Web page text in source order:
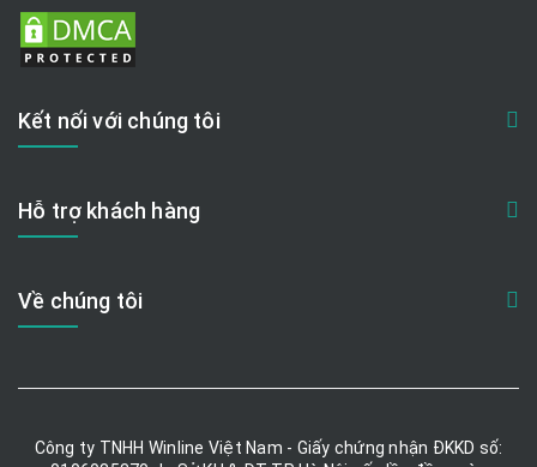
Kết nối với chúng tôi
Hỗ trợ khách hàng
Về chúng tôi
Công ty TNHH Winline Việt Nam - Giấy chứng nhận ĐKKD số: